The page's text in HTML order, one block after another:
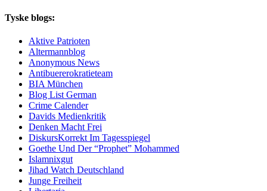
Tyske blogs:
Aktive Patrioten
Altermannblog
Anonymous News
Antibuererokratieteam
BIA München
Blog List German
Crime Calender
Davids Medienkritik
Denken Macht Frei
DiskursKorrekt Im Tagesspiegel
Goethe Und Der “Prophet” Mohammed
Islamnixgut
Jihad Watch Deutschland
Junge Freiheit